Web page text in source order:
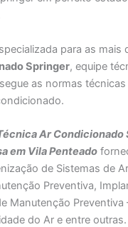
para as mais
Springer, equipe
as normas
Ar Condicionado
em Vila Penteado
de Sistemas de
Preventiva,
Manutenção Preventiva
do Ar e entre outras.